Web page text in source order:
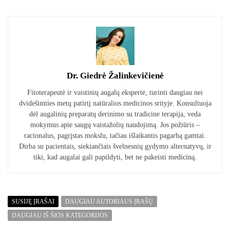
Dr. Giedrė Žalinkevičienė
Fitoterapeutė ir vaistinių augalų ekspertė, turinti daugiau nei
dvidešimties metų patirtį natūralios medicinos srityje. Konsultuoja
dėl augalinių preparatų derinimo su tradicine terapija, veda
mokymus apie saugų vaistažolių naudojimą. Jos požiūris –
racionalus, pagrįstas mokslu, tačiau išlaikantis pagarbą gamtai.
Dirba su pacientais, siekiančiais švelnesnių gydymo alternatyvų, ir
tiki, kad augalai gali papildyti, bet ne pakeisti mediciną.
SUSIJĘ ĮRAŠAI
DAUGIAU AUTORIAUS ĮRAŠŲ
DAUGIAU IŠ ŠIOS KATEGORIJOS